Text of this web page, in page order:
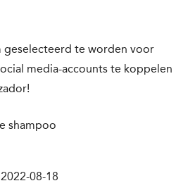
geselecteerd te worden voor
media-accounts te koppelen
shampoo
08-18